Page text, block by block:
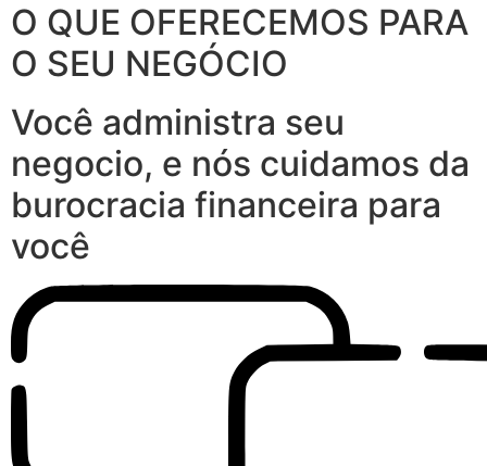
O QUE OFERECEMOS PARA
O SEU NEGÓCIO
Você administra seu
negocio, e nós cuidamos da
burocracia financeira para
você